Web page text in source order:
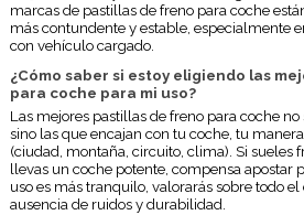
marcas de pastillas de freno para coche
más contundente y estable, especialmente
con vehículo cargado.
¿Cómo saber si estoy eligiendo las
para coche para mi uso?
Las mejores pastillas de freno para coche no
sino las que encajan con tu coche, tu
(ciudad, montaña, circuito, clima). Si sueles
llevas un coche potente, compensa apostar
uso es más tranquilo, valorarás sobre todo
ausencia de ruidos y durabilidad.